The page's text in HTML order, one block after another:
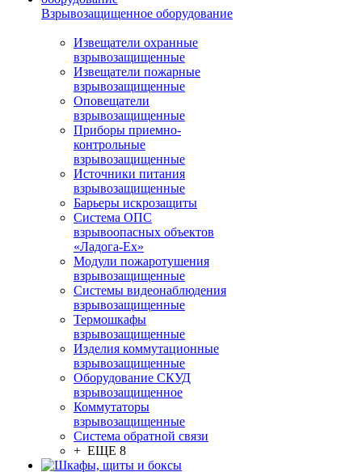
Взрывозащищенное оборудование
Извещатели охранные
взрывозащищенные
Извещатели пожарные
взрывозащищенные
Оповещатели
взрывозащищенные
Приборы приемно-
контрольные
взрывозащищенные
Источники питания
взрывозащищенные
Барьеры искрозащиты
Система ОПС
взрывоопасных объектов
«Ладога-Ex»
Модули пожаротушения
взрывозащищенные
Системы видеонаблюдения
взрывозащищенные
Термошкафы
взрывозащищенные
Изделия коммутационные
взрывозащищенные
Оборудование СКУД
взрывозащищенное
Коммутаторы
взрывозащищенные
Система обратной связи
+ ЕЩЕ 8